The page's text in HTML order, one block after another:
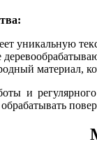
уникальную
материал,
и